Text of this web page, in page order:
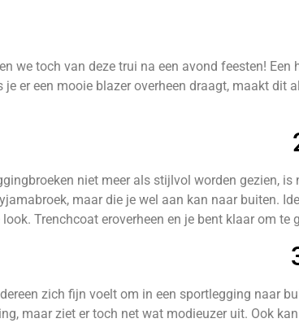
we toch van deze trui na een avond feesten!
je er een mooie blazer overheen draagt, maakt dit
niet meer als stijlvol worden gezien,
maar die je wel aan kan naar buiten.
Trenchcoat eroverheen en je bent klaar om te
zich fijn voelt om in een sportlegging naar
maar ziet er toch net wat modieuzer uit. Ook